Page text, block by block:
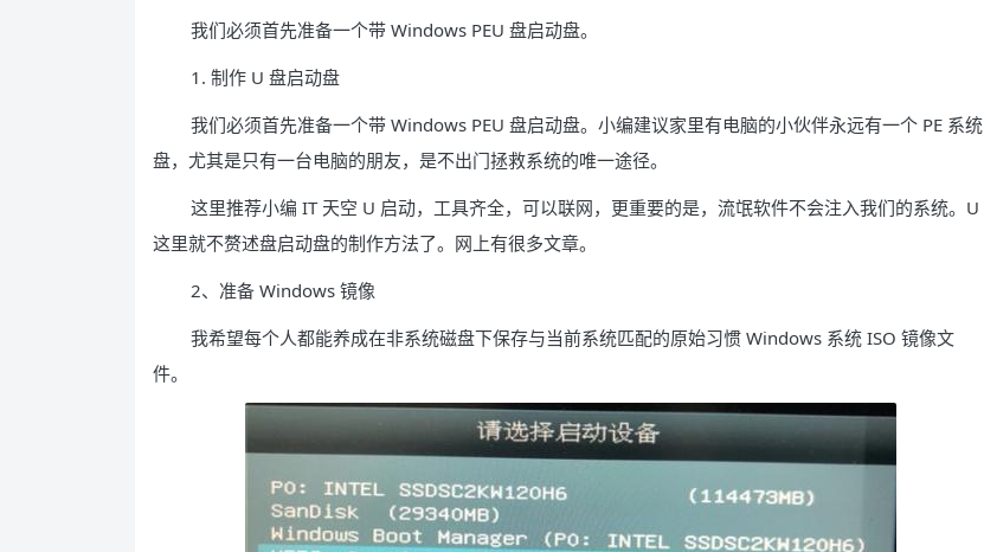
我们必须首先准备一个带 Windows PEU 盘启动盘。
1. 制作 U 盘启动盘
我们必须首先准备一个带 Windows PEU 盘启动盘。小编建议家里有电脑的小伙伴永远有一个 PE 系统
盘，尤其是只有一台电脑的朋友，是不出门拯救系统的唯一途径。
这里推荐小编 IT 天空 U 启动，工具齐全，可以联网，更重要的是，流氓软件不会注入我们的系统。U
这里就不赘述盘启动盘的制作方法了。网上有很多文章。
2、准备 Windows 镜像
我希望每个人都能养成在非系统磁盘下保存与当前系统匹配的原始习惯 Windows 系统 ISO 镜像文
件。